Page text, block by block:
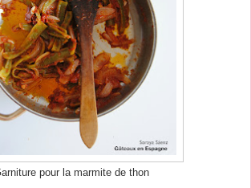
pour la marmite de thon